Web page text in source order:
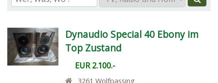
Dynaudio Special 40 Ebony im
Top Zustand
EUR 2.100.-
3261 Wolfpassing